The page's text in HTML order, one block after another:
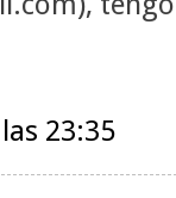
23:35